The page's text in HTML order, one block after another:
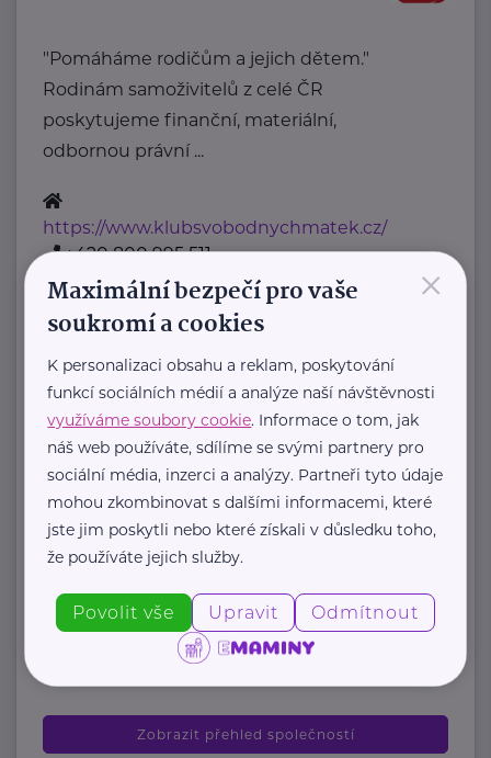
"Pomáháme rodičům a jejich dětem."
Rodinám samoživitelů z celé ČR
poskytujeme finanční, materiální,
odbornou právní ...
https://www.klubsvobodnychmatek.cz/
+420 800 995 511
info@klubsvobodnychmatek.cz
Povltavská 5/74 Praha 7 – Troja
"Dáváme oblečení nový život,
pomáháme potřebným."
Oděvní banka je charitativní
organizace, která každoročně
poskytuje více ...
https://www.odevnibanka.cz/
+420 702 019 159
info@odevnibanka.cz
Zobrazit přehled společností
×
Maximální bezpečí pro vaše
soukromí a cookies
K personalizaci obsahu a reklam, poskytování
funkcí sociálních médií a analýze naší návštěvnosti
využíváme soubory cookie. Informace o tom, jak
náš web používáte, sdílíme se svými partnery pro
sociální média, inzerci a analýzy. Partneři tyto údaje
mohou zkombinovat s dalšími informacemi, které
jste jim poskytli nebo které získali v důsledku toho,
že používáte jejich služby.
Povolit vše Upravit Odmítnout